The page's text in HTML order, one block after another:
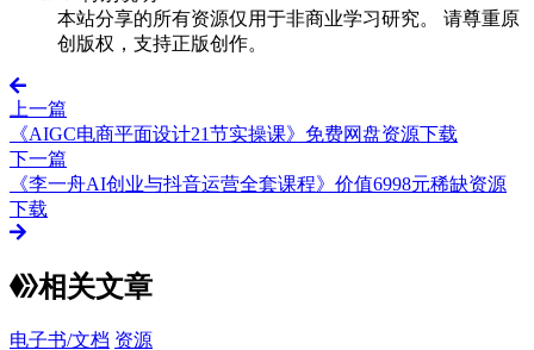
本站分享的所有资源仅用于非商业学习研究。 请尊重原
创版权，支持正版创作。
上一篇
《AIGC电商平面设计21节实操课》免费网盘资源下载
下一篇
《李一舟AI创业与抖音运营全套课程》价值6998元稀缺资源
下载
相关文章
电子书/文档 资源